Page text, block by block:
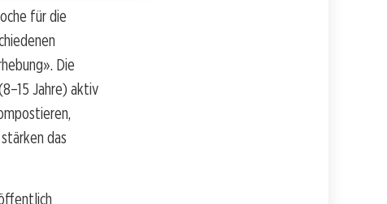
für die
Die
Jahre) aktiv
das